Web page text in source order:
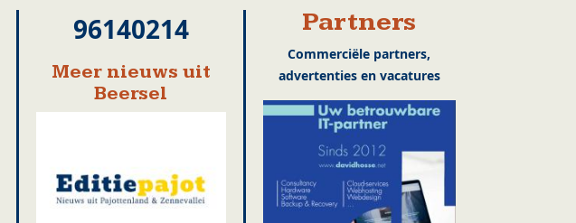
96140214
Meer nieuws uit
Beersel
Partners
Commerciële partners,
advertenties en vacatures